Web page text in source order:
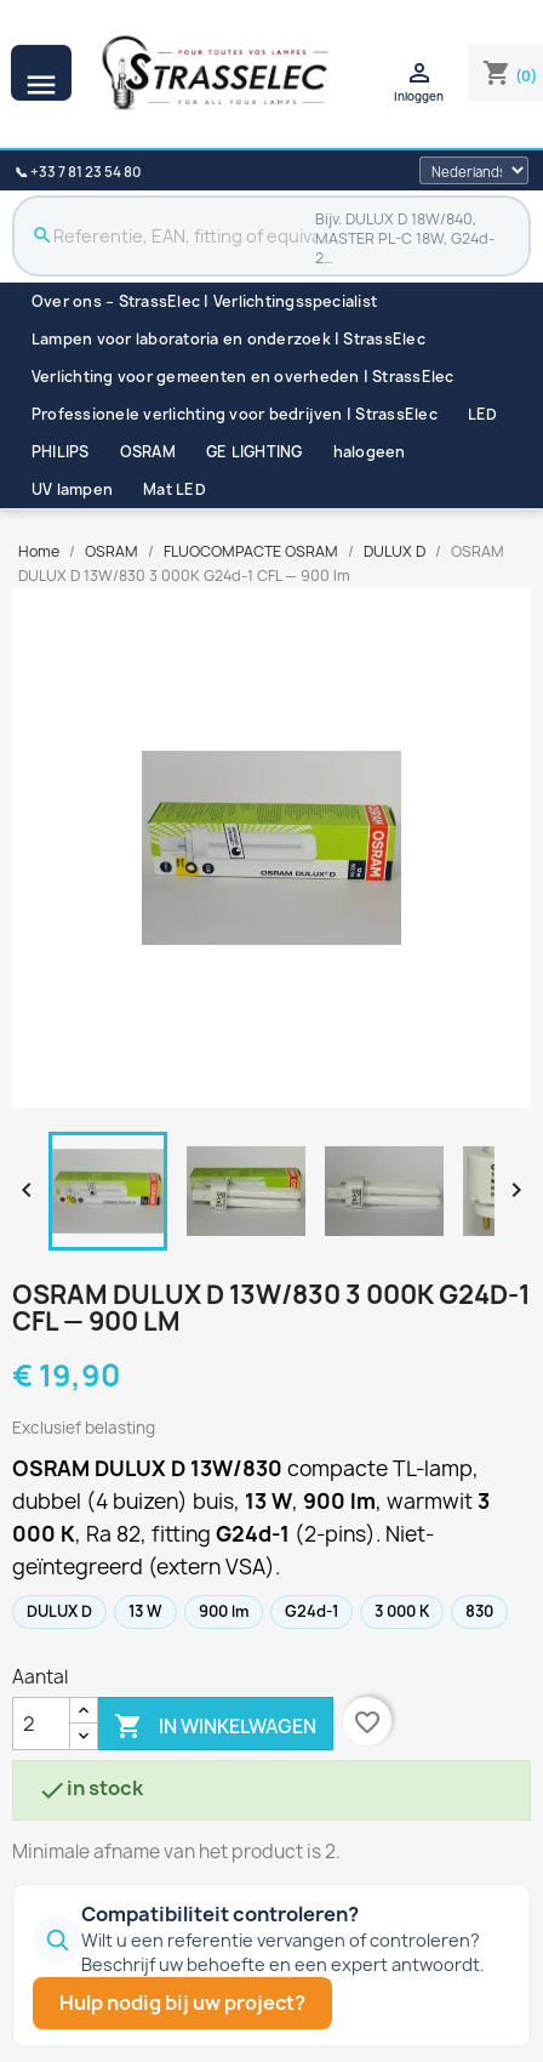
 shopping_cart (0)

Inloggen
📞 +33 7 81 23 54 80
search
Bijv. DULUX D 18W/840,
MASTER PL-C 18W, G24d-
2…
Over ons – StrassElec | Verlichtingsspecialist
Lampen voor laboratoria en onderzoek | StrassElec
Verlichting voor gemeenten en overheden | StrassElec
Professionele verlichting voor bedrijven | StrassElec
LED
PHILIPS
OSRAM GE LIGHTING
halogeen
UV lampen
Mat LED
Home OSRAM FLUOCOMPACTE OSRAM DULUX D
OSRAM
DULUX D 13W/830 3 000K G24d-1 CFL — 900 lm
 
OSRAM DULUX D 13W/830 3 000K G24D-1
CFL — 900 LM
€ 19,90
Exclusief belasting
OSRAM DULUX D 13W/830 compacte TL-lamp,
dubbel (4 buizen) buis, 13 W, 900 lm, warmwit3
000 K, Ra 82, fitting G24d-1 (2-pins). Niet-
geïntegreerd (extern VSA).
DULUX D 13 W 900 lm G24d-1 3 000 K 830
Aantal
 IN WINKELWAGEN favorite_border
in stock
Minimale afname van het product is 2.
Compatibiliteit controleren?
Wilt u een referentie vervangen of controleren?
Beschrijf uw behoefte en een expert antwoordt.
Hulp nodig bij uw project?